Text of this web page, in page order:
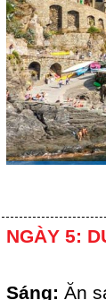
NGÀY 5:
Sáng: Ăn